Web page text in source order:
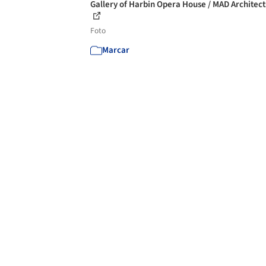
Gallery of Harbin Opera House / MAD
Foto
Marcar